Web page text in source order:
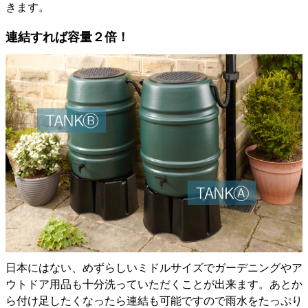
きます。
連結すれば容量２倍！
日本にはない、めずらしいミドルサイズでガーデニングやア
ウトドア用品も十分洗っていただくことが出来ます。あとか
ら付け足したくなったら連結も可能ですので雨水をたっぷり